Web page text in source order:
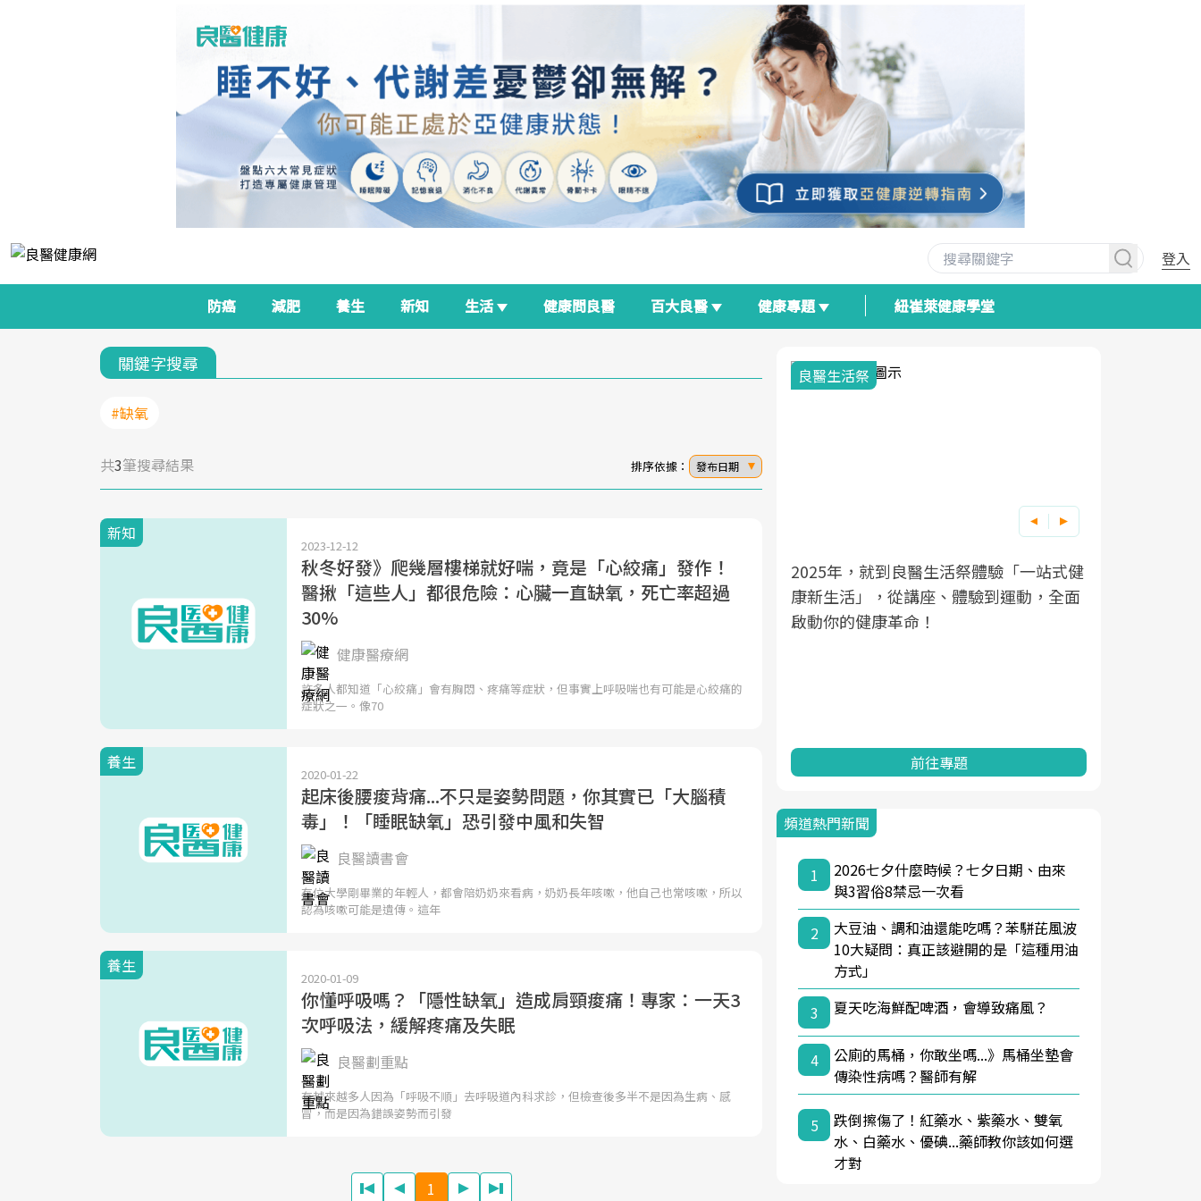
登入
防癌 減肥 養生 新知 生活 健康問良醫 百大良醫 健康專題 紐崔萊健康學堂
關鍵字搜尋
#缺氧
共3筆搜尋結果 排序依據： 發布日期
新知
2023-12-12
秋冬好發》爬幾層樓梯就好喘，竟是「心絞痛」發作！
醫揪「這些人」都很危險：心臟一直缺氧，死亡率超過
30%
健康醫療網
許多人都知道「心絞痛」會有胸悶、疼痛等症狀，但事實上呼吸喘也有可能是心絞痛的
症狀之一。像70
養生
2020-01-22
起床後腰痠背痛...不只是姿勢問題，你其實已「大腦積
毒」！「睡眠缺氧」恐引發中風和失智
良醫讀書會
有位大學剛畢業的年輕人，都會陪奶奶來看病，奶奶長年咳嗽，他自己也常咳嗽，所以
認為咳嗽可能是遺傳。這年
養生
2020-01-09
你懂呼吸嗎？「隱性缺氧」造成肩頸痠痛！專家：一天3
次呼吸法，緩解疼痛及失眠
良醫劃重點
有越來越多人因為「呼吸不順」去呼吸道內科求診，但檢查後多半不是因為生病、感
冒，而是因為錯誤姿勢而引發
1
面對超高齡社會的浪潮，台灣正在快速邁
向「健康照護」的新時代。隨著國家政策
務，更是民眾了解自身健康狀況、啟動健
良醫生活祭
2025年，就到良醫生活祭體驗「一站式健
康新生活」，從講座、體驗到運動，全面
啟動你的健康革命！
前往專題
頻道熱門新聞
1
2026七夕什麼時候？七夕日期、由來
與3習俗8禁忌一次看
2
大豆油、調和油還能吃嗎？苯駢芘風波
10大疑問：真正該避開的是「這種用油
方式」
3
夏天吃海鮮配啤酒，會導致痛風？
4
公廁的馬桶，你敢坐嗎...》馬桶坐墊會
傳染性病嗎？醫師有解
5
跌倒擦傷了！紅藥水、紫藥水、雙氧
水、白藥水、優碘...藥師教你該如何選
才對